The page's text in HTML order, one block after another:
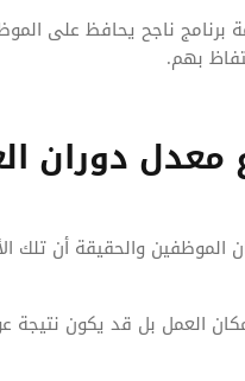
برنامج ناجح يحافظ على
بهم.
دوران
والحقيقة أن تلك
العمل بل قد يكون نتيجة